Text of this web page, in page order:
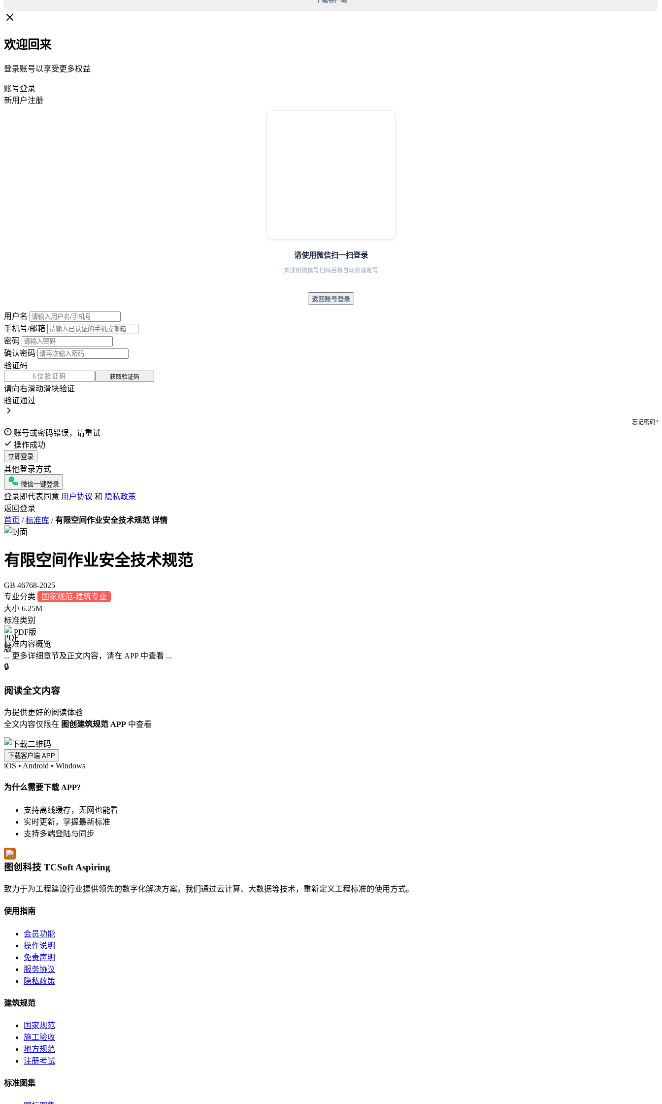
欢迎回来
登录账号以享受更多权益
账号登录
新用户注册
请使用微信扫一扫登录
未注册微信号扫码后将自动创建账号
返回账号登录
用户名
手机号/邮箱
密码
确认密码
验证码
获取验证码
请向右滑动滑块验证
验证通过
忘记密码?
账号或密码错误，请重试
操作成功
立即登录
其他登录方式
微信一键登录
登录即代表同意 用户协议 和 隐私政策
返回登录
首页 / 标准库 / 有限空间作业安全技术规范 详情
有限空间作业安全技术规范
GB 46768-2025
专业分类
国家规范-建筑专业
大小 6.25M
标准类别
PDF版
标准内容概览
... 更多详细章节及正文内容，请在 APP 中查看 ...
🔒
阅读全文内容
为提供更好的阅读体验
全文内容仅限在 图创建筑规范 APP 中查看
下载客户端 APP
iOS • Android • Windows
为什么需要下载 APP?
支持离线缓存，无网也能看
实时更新，掌握最新标准
支持多端登陆与同步
图创科技 TCSoft Aspiring
致力于为工程建设行业提供领先的数字化解决方案。我们通过云计算、大数据等技术，重新定义工程标准的使用方式。
使用指南
会员功能
操作说明
免责声明
服务协议
隐私政策
建筑规范
国家规范
施工验收
地方规范
注册考试
标准图集